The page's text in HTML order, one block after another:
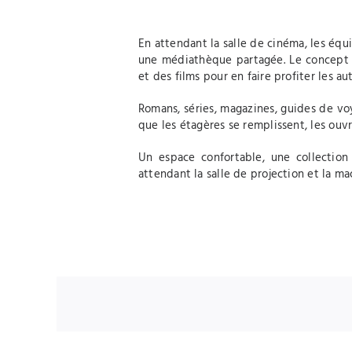
En attendant la salle de cinéma, les
une médiathèque partagée. Le
et des films pour en faire profiter les
Romans, séries, magazines, guides de
que les étagères se remplissent, les
Un espace confortable, une
attendant la salle de projection et la